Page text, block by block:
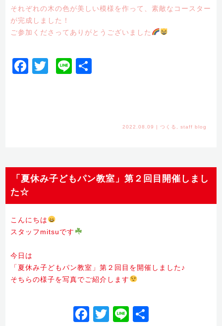
それぞれの木の色が美しい模様を作って、素敵なコースター
が完成しました！
ご参加くださってありがとうございました
Facebook
Twitter
Line
2022.08.09 | つくる staff blog
「夏休み子どもパン教室」第２回目開催しまし
た☆
こんにちは
スタッフmitsuです
今日は
「夏休み子どもパン教室」第２回目を開催しました♪
そちらの様子を写真でご紹介します
Facebook
Twitter Line